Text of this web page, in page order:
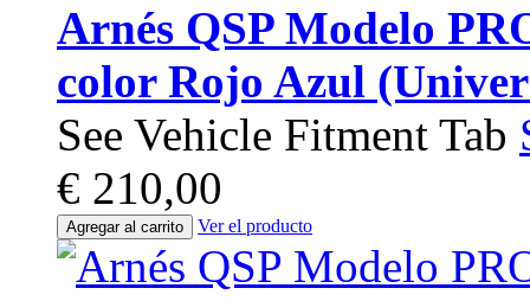
Arnés QSP Modelo
color Rojo Azul
See Vehicle Fitment Tab
€ 210,00
Agregar al carrito Ver el producto